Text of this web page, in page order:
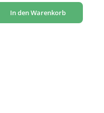
ein oder benutze die Schaltflächen um
In den Warenkorb